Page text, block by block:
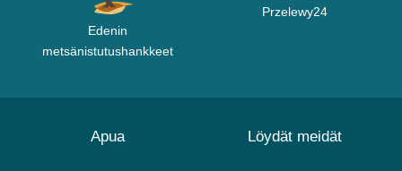
Edenin
metsänistutushankkeet
Przelewy24
Apua Löydät meidät